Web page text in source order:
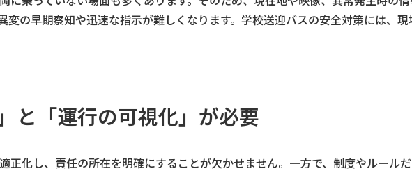
変の早期察知や迅速な指示が難しくなります。学校送迎バスの安全対策には、
と「運行の可視化」が必要
正化し、責任の所在を明確にすることが欠かせません。一方で、制度やルール